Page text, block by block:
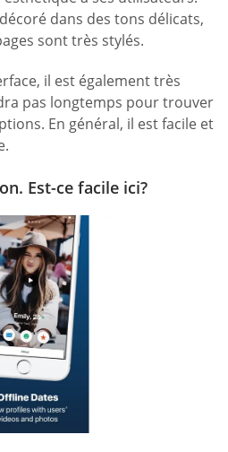
dans des tons délicats,
sont très stylés.
il est également très
pas longtemps pour trouver
En général, il est facile et
Est-ce facile ici?